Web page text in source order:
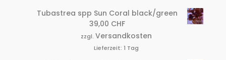
Tubastrea spp Sun Coral black/green
39,00 CHF
zzgl.Versandkosten
Lieferzeit:1 Tag